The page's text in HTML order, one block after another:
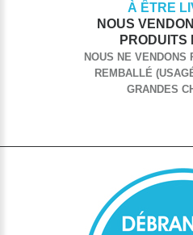
À ÊTRE
NOUS
PRODUITS
NOUS NE VENDONS
REMBALLÉ
GRANDES